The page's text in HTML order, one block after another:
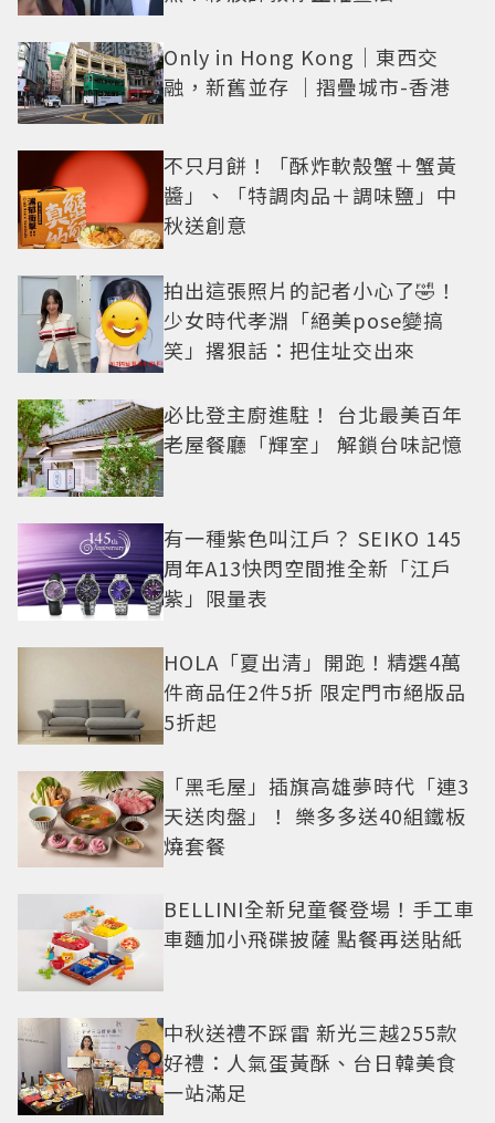
Only in Hong Kong｜東西交
融，新舊並存 ｜摺疊城市-香港
不只月餅！「酥炸軟殼蟹＋蟹黃
醬」、「特調肉品＋調味鹽」中
秋送創意
拍出這張照片的記者小心了🤣！
少女時代孝淵「絕美pose變搞
笑」撂狠話：把住址交出來
必比登主廚進駐！ 台北最美百年
老屋餐廳「輝室」 解鎖台味記憶
有一種紫色叫江戶？ SEIKO 145
周年A13快閃空間推全新「江戶
紫」限量表
HOLA「夏出清」開跑！精選4萬
件商品任2件5折 限定門市絕版品
5折起
「黑毛屋」插旗高雄夢時代「連3
天送肉盤」！ 樂多多送40組鐵板
燒套餐
BELLINI全新兒童餐登場！手工車
車麵加小飛碟披薩 點餐再送貼紙
中秋送禮不踩雷 新光三越255款
好禮：人氣蛋黃酥、台日韓美食
一站滿足